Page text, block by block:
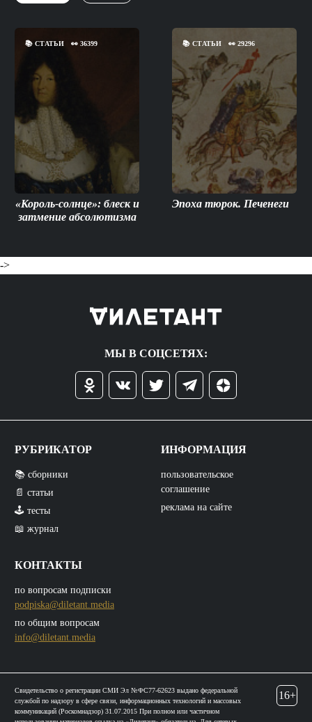
📚 СТАТЬИ 👀 36399
«Король-солнце»: блеск и
затмение абсолютизма
📚СТАТЬИ 👀29296
Эпоха тюрок. Печенеги
->
МЫ В СОЦСЕТЯХ:
РУБРИКАТОР
📚 сборники
📄 статьи
🕹️ тесты
📖 журнал
КОНТАКТЫ
по вопросам подписки
podpiska@diletant.media
по общим вопросам
info@diletant.media
ИНФОРМАЦИЯ
пользовательское
соглашение
реклама на сайте
Свидетельство о регистрации СМИ Эл №ФС77-62623 выдано федеральной
службой по надзору в сфере связи, информационных технологий и массовых
коммуникаций (Роскомнадзор) 31.07.2015 При полном или частичном
16+